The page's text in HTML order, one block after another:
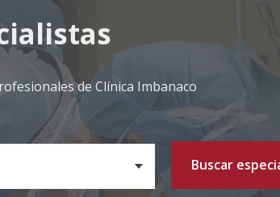
de Clínica Imbanaco
Buscar